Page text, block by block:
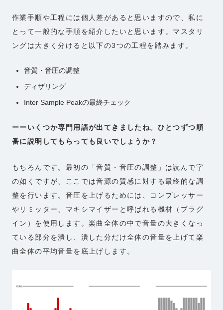
作業手順や工程には個人差があると思いますので、私に
とって一般的な手順を紹介したいと思います。マスタリ
ングは大きく分けると以下の3つの工程を踏みます。
音質・音圧の調整
ディザリング
Inter Sample Peakの最終チェック
ーーいくつか専門用語が出てきましたね。ひとつずつ順
番に説明してもらっても良いでしょうか？
もちろんです。最初の「音質・音圧の調整」は読んで字
の如くですが、ここでは音源の質感に対する最終的な調
整を行います。音圧を上げるためには、コンプレッサー
やリミッター、マキシマイザーと呼ばれる機材（プラグ
イン）を使用します。楽曲全体の中で音量の大きくなっ
ている部分を潰し、潰した分だけ全体の音量を上げて楽
曲全体の平均音量を底上げします。